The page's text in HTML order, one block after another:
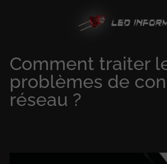
Comment traiter
problèmes de
réseau ?